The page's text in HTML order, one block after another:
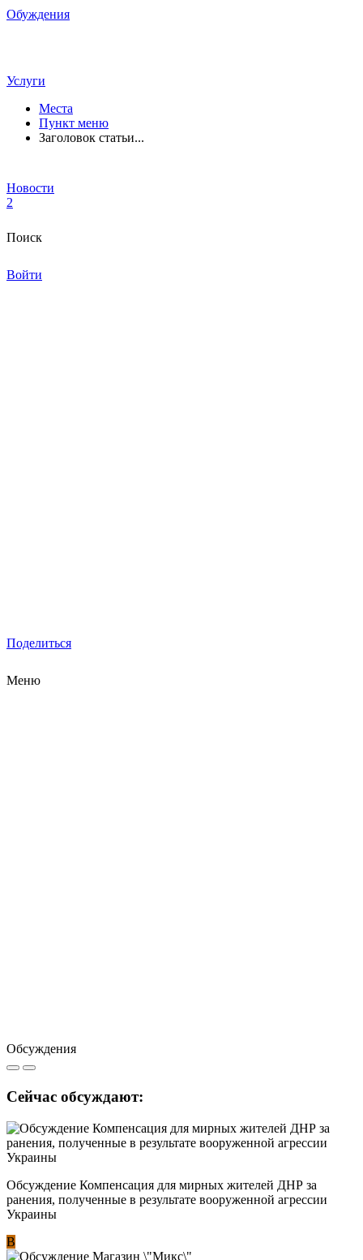
Обуждения
Услуги
Места
Пункт меню
Заголовок статьи...
Новости
2
Поиск
Войти
Поделиться
Меню
Обсуждения
Сейчас обсуждают:
Обсуждение Компенсация для мирных жителей ДНР за
ранения, полученные в результате вооруженной агрессии
Украины
В